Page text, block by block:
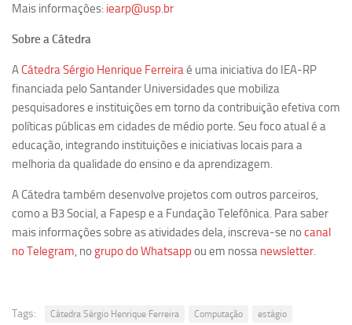
Professor Sênior
Professores Seniores Encerrados
Institucional
Polo Ribeirão Preto
Equipe
Estrutura do polo
Espaço de Eventos
Projetos
Ciência com Pipoca
Ciência Por Elas
Mais informações: iearp@usp.br
Sobre a Cátedra
A Cátedra Sérgio Henrique Ferreiraé uma iniciativa do IEA-RP
financiada pelo Santander Universidades que mobiliza
pesquisadores e instituições em torno da contribuição efetiva com
políticas públicas em cidades de médio porte. Seu foco atual é a
educação, integrando instituições e iniciativas locais para a
melhoria da qualidade do ensino e da aprendizagem.
A Cátedra também desenvolve projetos com outros parceiros,
como a B3 Social, a Fapesp e a Fundação Telefônica. Para saber
mais informações sobre as atividades dela, inscreva-se no canal
no Telegram, no grupo do Whatsappou em nossa newsletter.
Tags: Cátedra Sérgio Henrique Ferreira Computação
estágio